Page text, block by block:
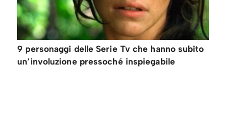
9 personaggi delle Serie Tv che hanno subito
un’involuzione pressoché inspiegabile